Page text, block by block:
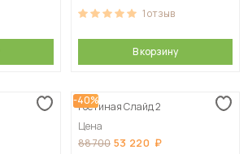
1отзыв
В корзину
-40%
Гостиная Слайд 2
Цена
88 700 53 220